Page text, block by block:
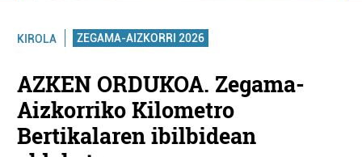
KIROLA ZEGAMA-AIZKORRI 2026
AZKEN ORDUKOA. Zegama-
Aizkorriko Kilometro
Bertikalaren ibilbidean